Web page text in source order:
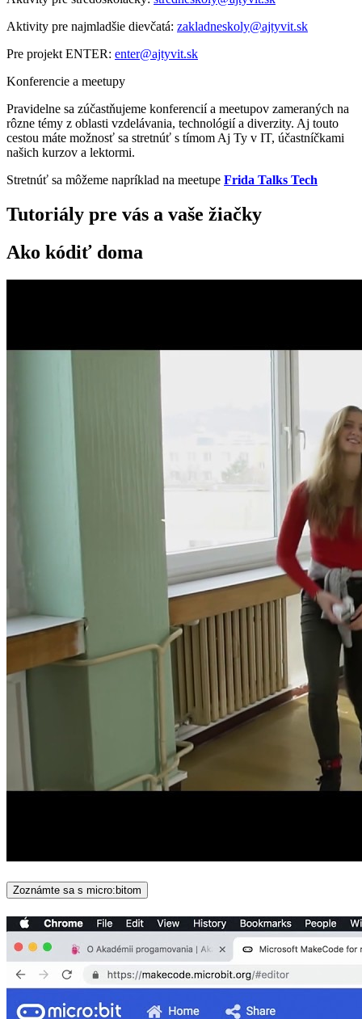
Aktivity pre najmladšie dievčatá: zakladneskoly@ajtyvit.sk
Pre projekt ENTER: enter@ajtyvit.sk
Konferencie a meetupy
Pravidelne sa zúčastňujeme konferencií a meetupov zameraných na
rôzne témy z oblasti vzdelávania, technológií a diverzity. Aj touto
cestou máte možnosť sa stretnúť s tímom Aj Ty v IT, účastníčkami
našich kurzov a lektormi.
Stretnúť sa môžeme napríklad na meetupe Frida Talks Tech
Tutoriály pre vás a vaše žiačky
Ako kódiť doma
Zoznámte sa s micro:bitom